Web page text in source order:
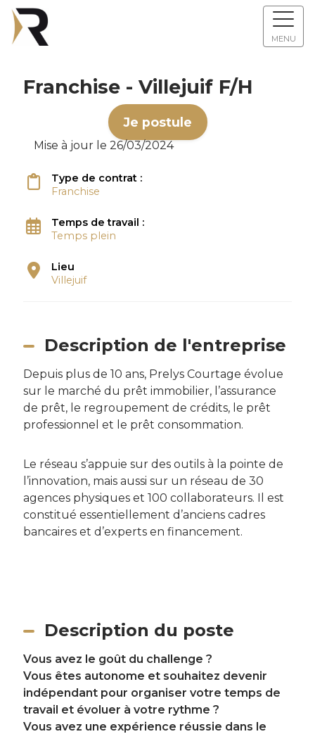
MENU
Franchise - Villejuif F/H
Je postule
Mise à jour le 26/03/2024
Type de contrat :
Franchise
Temps de travail :
Temps plein
Lieu
Villejuif
Description de l'entreprise
Depuis plus de 10 ans, Prelys Courtage évolue
sur le marché du prêt immobilier, l’assurance
de prêt, le regroupement de crédits, le prêt
professionnel et le prêt consommation.
Le réseau s’appuie sur des outils à la pointe de
l’innovation, mais aussi sur un réseau de 30
agences physiques et 100 collaborateurs. Il est
constitué essentiellement d’anciens cadres
bancaires et d’experts en financement.
Description du poste
Vous avez le goût du challenge ?
Vous êtes autonome et souhaitez devenir
indépendant pour organiser votre temps de
travail et évoluer à votre rythme ?
Vous avez une expérience réussie dans le